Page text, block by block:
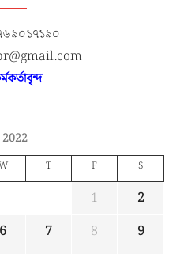
T F S
1
2
6 7 8
9